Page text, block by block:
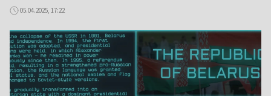
05.04.2025, 17:22